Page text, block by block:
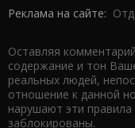
Реклама на сайте:
Оставляя
содержание и тон
реальных людей,
отношение к данной
нарушают эти правила
заблокированы.